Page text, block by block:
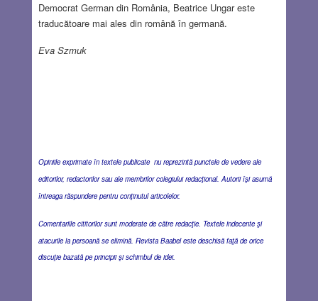
Democrat German din România, Beatrice Ungar este
traducătoare mai ales din română în germană.
Eva Szmuk
Opiniile exprimate în textele publicate nu reprezintă punctele de vedere ale
editorilor, redactorilor sau ale membrilor colegiului redacţional. Autorii îşi asumă
întreaga răspundere pentru conţinutul articolelor.
Comentariile cititorilor sunt moderate de către redacţie. Textele indecente şi
atacurile la persoană se elimină. Revista Baabel este deschisă faţă de orice
discuţie bazată pe principii şi schimbul de idei.